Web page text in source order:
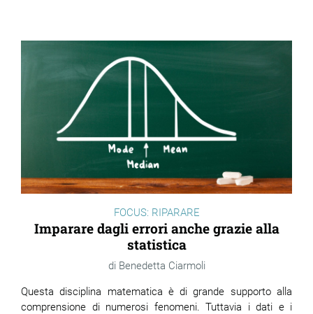
FOCUS: RIPARARE
Imparare dagli errori anche grazie alla
statistica
Benedetta Ciarmoli
Questa disciplina matematica è di grande supporto alla
comprensione di numerosi fenomeni. Tuttavia i dati e i